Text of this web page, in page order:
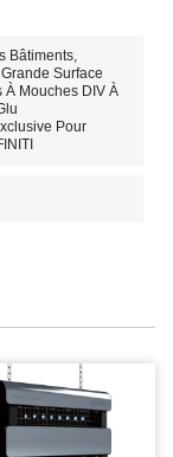
Bâtiments,
Surface
À Mouches DIV À
Pour